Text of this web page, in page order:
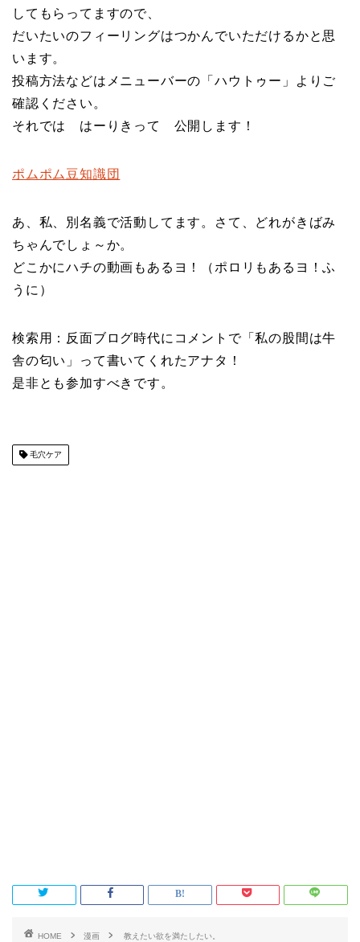
してもらってますので、
だいたいのフィーリングはつかんでいただけるかと思
います。
投稿方法などはメニューバーの「ハウトゥー」よりご
確認ください。
それでは はーりきって 公開します！
ポムポム豆知識団
あ、私、別名義で活動してます。さて、どれがきばみ
ちゃんでしょ～か。
どこかにハチの動画もあるヨ！（ポロリもあるヨ！ふ
うに）
検索用：反面ブログ時代にコメントで「私の股間は牛
舎の匂い」って書いてくれたアナタ！
是非とも参加すべきです。
毛穴ケア
HOME 漫画 教えたい欲を満たしたい。